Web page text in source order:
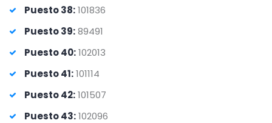
Puesto 38:101836
Puesto 39:89491
Puesto 40:102013
Puesto 41:101114
Puesto 42:101507
Puesto 43:102096